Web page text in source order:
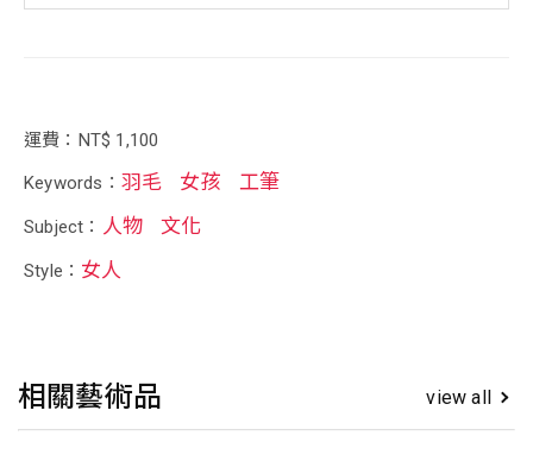
運費：NT$ 1,100
Keywords： 羽毛 女孩 工筆
Subject： 人物 文化
Style： 女人
相關藝術品 view all